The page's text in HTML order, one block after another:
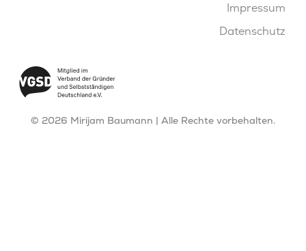
n
Impressum
Datenschutz
© 2026 Mirijam Baumann | Alle Rechte vorbehalten.